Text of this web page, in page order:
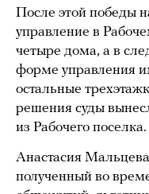
После этой победы
управление в
четыре дома, а в
форме управления
остальные
решения суды
из Рабочего поселка.
Анастасия
полученный во